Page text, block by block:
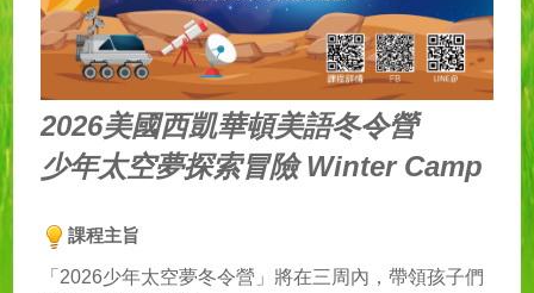
2026美國西凱華頓美語冬令營
少年太空夢探索冒險 Winter Camp
課程主旨
「2026少年太空夢冬令營」將在三周內，帶領孩子們